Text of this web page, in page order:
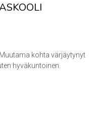
kohta värjäytynyt
hyväkuntoinen.